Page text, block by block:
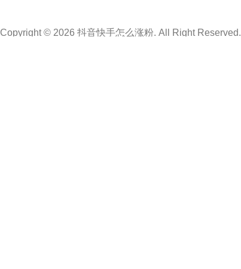
Copyright © 2026 抖音快手怎么涨粉. All Right Reserved.